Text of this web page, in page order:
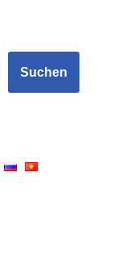
Suchen